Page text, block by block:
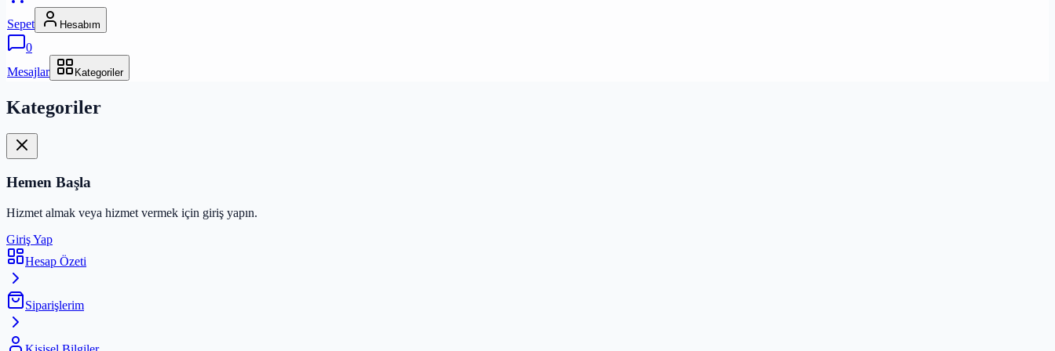
Sepet Hesabım
0
Mesajlar
Kategoriler
Kategoriler
Hemen Başla
Hizmet almak veya hizmet vermek için giriş yapın.
Giriş Yap
Hesap Özeti
Siparişlerim